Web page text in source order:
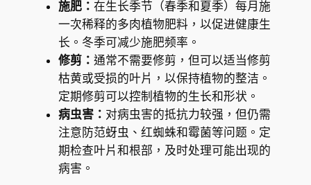
施肥： 在生长季节（春季和夏季）每月施
一次稀释的多肉植物肥料，以促进健康生
长。冬季可减少施肥频率。
修剪： 通常不需要修剪，但可以适当修剪
枯黄或受损的叶片，以保持植物的整洁。
定期修剪可以控制植物的生长和形状。
病虫害： 对病虫害的抵抗力较强，但仍需
注意防范蚜虫、红蜘蛛和霉菌等问题。定
期检查叶片和根部，及时处理可能出现的
病害。